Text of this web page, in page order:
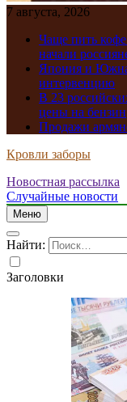
7 августа, 2026
Чаще пить
начали
Япония и
интервенцию
В 23
цены на бензин
Продажи
Кровли заборы
Новостная рассылка
Случайные новости
Меню
Найти:
Заголовки